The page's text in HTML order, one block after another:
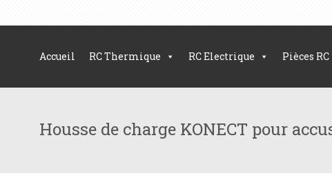
Accueil RC Thermique RC Electrique Pièces RC
Housse de charge KONECT pour